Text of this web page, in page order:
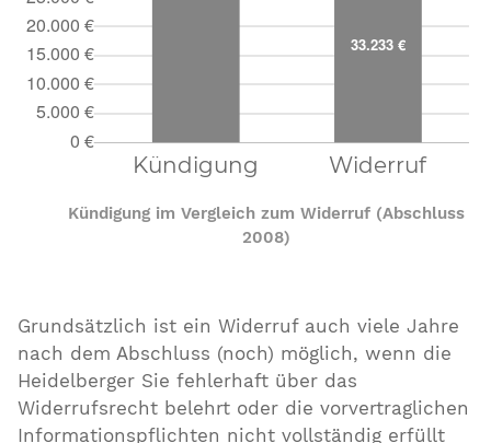
Kündigung im Vergleich zum Widerruf (Abschluss
2008)
Grundsätzlich ist ein Widerruf auch viele Jahre
nach dem Abschluss (noch) möglich, wenn die
Heidelberger Sie fehlerhaft über das
Widerrufsrecht belehrt oder die vorvertraglichen
Informationspflichten nicht vollständig erfüllt